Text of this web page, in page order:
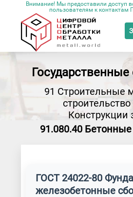
Внимание! Мы предоставили доступ
пользователям к контактам
91 Строительные
строительство
Конструкции
91.080.40
ГОСТ 24022-80
железобетонные